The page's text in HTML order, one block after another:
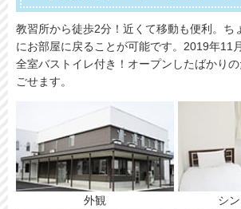
教習所から徒歩2分！近くて移動も便利。ち
にお部屋に戻ることが可能です。2019年11
全室バストイレ付き！オープンしたばかり
ごせます。
外観 シ